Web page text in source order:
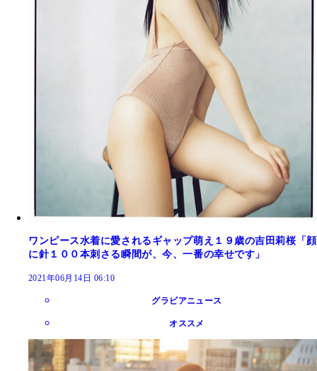
ワンピース水着に愛されるギャップ萌え１９歳の吉田莉桜「顔
に針１００本刺さる瞬間が、今、一番の幸せです」
2021年06月14日 06:10
グラビアニュース
オススメ